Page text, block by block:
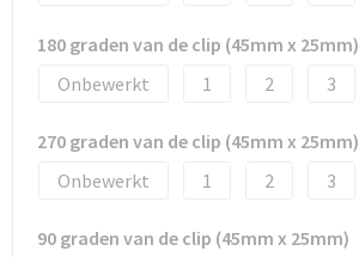
180 graden van de clip (45mm x 25mm)
Onbewerkt
1 2 3
270 graden van de clip (45mm x 25mm)
Onbewerkt
1 2 3
90 graden van de clip (45mm x 25mm)